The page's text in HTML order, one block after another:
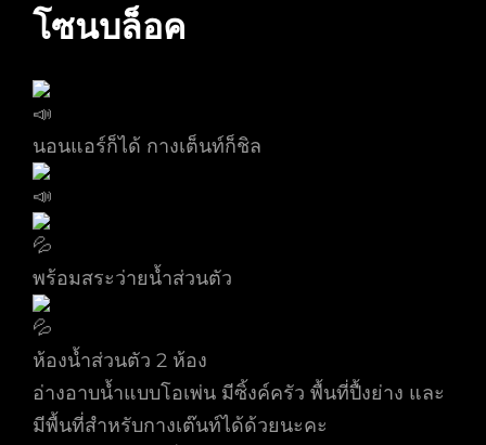
โซนบล็อค
นอนแอร์ก็ได้ กางเต็นท์ก็ชิล
พร้อมสระว่ายน้ำส่วนตัว
ห้องน้ำส่วนตัว 2 ห้อง
อ่างอาบน้ำแบบโอเพ่น มีซิ้งค์ครัว พื้นที่ปื้งย่าง และ
มีพื้นที่สำหรับกางเต๊นท์ได้ด้วยนะคะ